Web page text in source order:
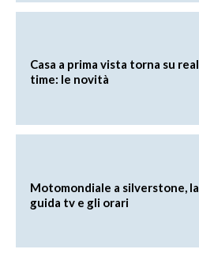
Casa a prima vista torna su real
time: le novità
Motomondiale a silverstone, la
guida tv e gli orari